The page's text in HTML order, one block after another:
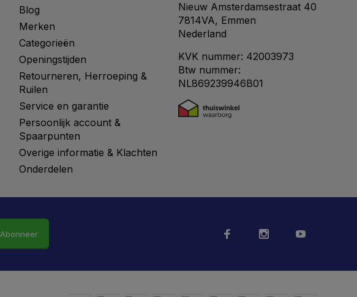
Blog
Merken
Categorieën
Openingstijden
Retourneren, Herroeping &
Ruilen
Service en garantie
Persoonlijk account &
Spaarpunten
Overige informatie & Klachten
Onderdelen
Nieuw Amsterdamsestraat 40
7814VA, Emmen
Nederland
KVK nummer: 42003973
Btw nummer:
NL869239946B01
Abonneer